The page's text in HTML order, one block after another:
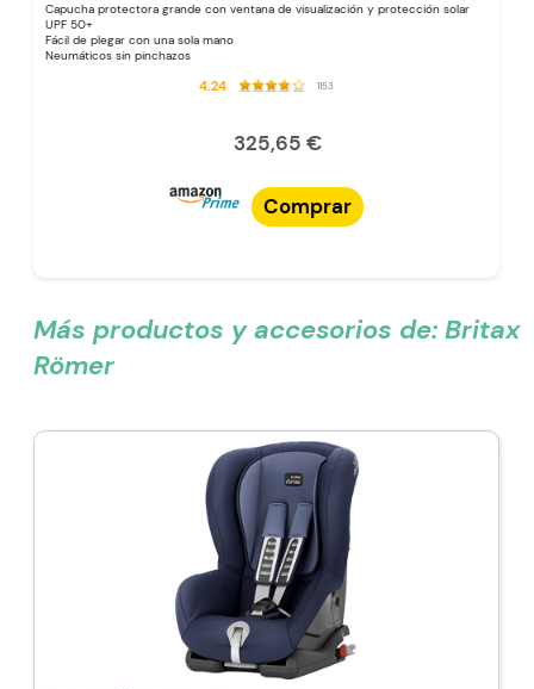
Capucha protectora grande con ventana de visualización y protección solar
UPF 50+
Fácil de plegar con una sola mano
Neumáticos sin pinchazos
4.24 1153
325,65 €
Comprar
Más productos y accesorios de: Britax
Römer